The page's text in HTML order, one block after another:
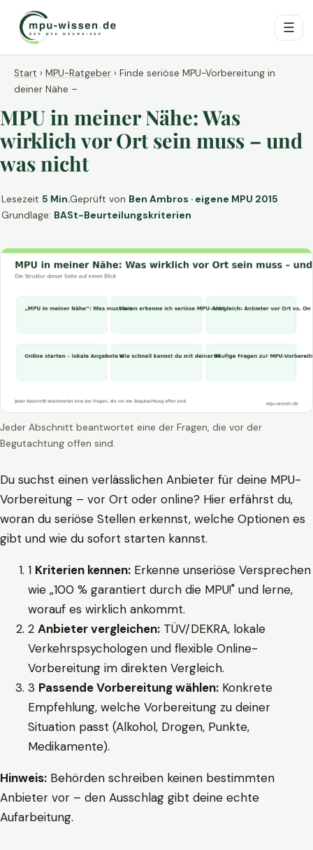
☰
Start › MPU-Ratgeber › Finde seriöse MPU-Vorbereitung in
deiner Nähe –
MPU in meiner Nähe: Was
wirklich vor Ort sein muss – und
was nicht
Lesezeit 5 Min.Geprüft von Ben Ambros · eigene MPU 2015
Grundlage: BASt-Beurteilungskriterien
Jeder Abschnitt beantwortet eine der Fragen, die vor der
Begutachtung offen sind.
Du suchst einen verlässlichen Anbieter für deine MPU-
Vorbereitung – vor Ort oder online? Hier erfährst du,
woran du seriöse Stellen erkennst, welche Optionen es
gibt und wie du sofort starten kannst.
1 Kriterien kennen: Erkenne unseriöse Versprechen
wie „100 % garantiert durch die MPU!" und lerne,
worauf es wirklich ankommt.
2 Anbieter vergleichen: TÜV/DEKRA, lokale
Verkehrspsychologen und flexible Online-
Vorbereitung im direkten Vergleich.
3 Passende Vorbereitung wählen: Konkrete
Empfehlung, welche Vorbereitung zu deiner
Situation passt (Alkohol, Drogen, Punkte,
Medikamente).
Hinweis: Behörden schreiben keinen bestimmten
Anbieter vor – den Ausschlag gibt deine echte
Aufarbeitung.